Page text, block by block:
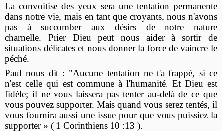
La convoitise des yeux sera une tentation permanente
dans notre vie, mais en tant que croyants, nous n'avons
pas à succomber aux désirs de notre nature
charnelle. Prier Dieu peut nous aider à sortir de
situations délicates et nous donner la force de vaincre le
péché.
Paul nous dit : "Aucune tentation ne t'a frappé, si ce
n'est celle qui est commune à l'humanité. Et Dieu est
fidèle; il ne vous laissera pas tenter au-delà de ce que
vous pouvez supporter. Mais quand vous serez tentés, il
vous fournira aussi une issue pour que vous puissiez la
supporter » ( 1 Corinthiens 10 :13 ).